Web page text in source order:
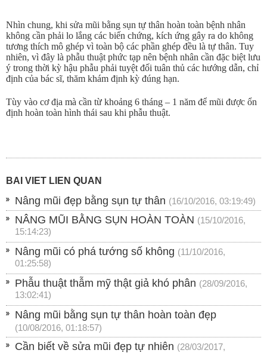
Nhìn chung, khi sửa mũi bằng sụn tự thân hoàn toàn bệnh nhân
không cần phải lo lắng các biến chứng, kích ứng gây ra do không
tương thích mô ghép vì toàn bộ các phần ghép đều là tự thân. Tuy
nhiên, vì đây là phẫu thuật phức tạp nên bệnh nhân cần đặc biệt lưu
ý trong thời kỳ hậu phẫu phải tuyệt đối tuân thủ các hướng dẫn, chỉ
định của bác sĩ, thăm khám định kỳ đúng hạn.
Tùy vào cơ địa mà cần từ khoảng 6 tháng – 1 năm để mũi được ổn
định hoàn toàn hình thái sau khi phẫu thuật.
BÀI VIẾT LIÊN QUAN
Nâng mũi đẹp bằng sụn tự thân (16/10/2016, 03:19:49)
NÂNG MŨI BẰNG SỤN HOÀN TOÀN (15/10/2016,
15:14:23)
Nâng mũi có phá tướng số không (11/10/2016,
01:25:58)
Phẫu thuật thẫm mỹ thật giả khó phân (28/09/2016,
13:02:41)
Nâng mũi bằng sụn tự thân hoàn toàn đẹp
(10/08/2016, 01:18:57)
Cần biết về sửa mũi đẹp tự nhiên (28/03/2017,